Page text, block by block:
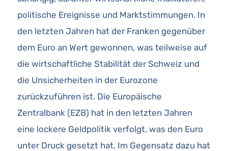
politische Ereignisse und Marktstimmungen. In
den letzten Jahren hat der Franken gegenüber
dem Euro an Wert gewonnen, was teilweise auf
die wirtschaftliche Stabilität der Schweiz und
die Unsicherheiten in der Eurozone
zurückzuführen ist. Die Europäische
Zentralbank (EZB) hat in den letzten Jahren
eine lockere Geldpolitik verfolgt, was den Euro
unter Druck gesetzt hat. Im Gegensatz dazu hat